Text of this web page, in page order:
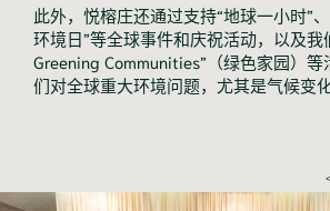
此外，悦榕庄还通过支持“地球一小时”
环境日”等全球事件和庆祝活动，以及我
Greening Communities”（绿色家园）等
们对全球重大环境问题，尤其是气候变